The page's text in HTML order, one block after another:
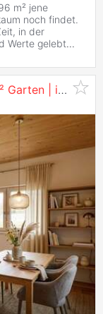
m² jene
noch findet.
in der
Werte gelebt...
| inkl. Parkplatz